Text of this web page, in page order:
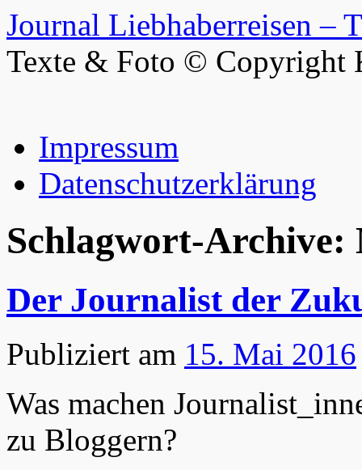
Journal Liebhaberreisen –
Texte & Foto © Copyright
Inhalt
springenImpressum
Datenschutzerklärung
Schlagwort-Archive:
Der Journalist der
Publiziert am 15. Mai 2016
Was machen
zu Bloggern?